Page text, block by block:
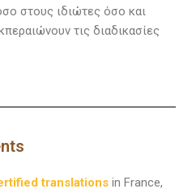
στους ιδιώτες όσο και
τις διαδικασίες
translations in France,